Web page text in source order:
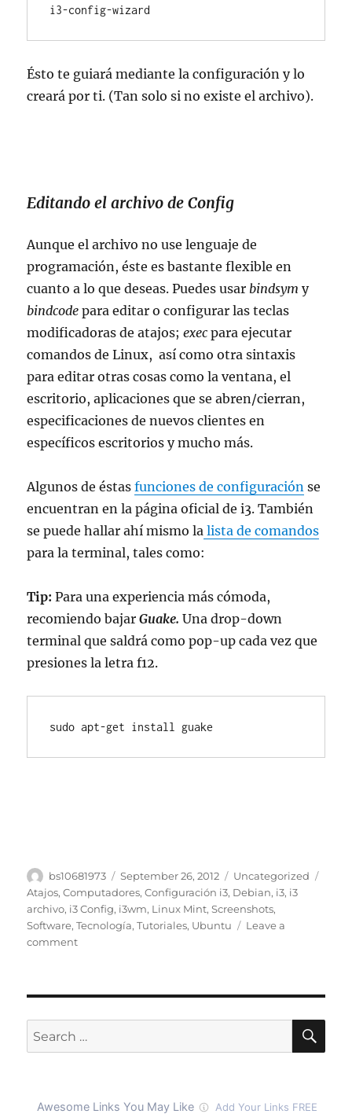
i3-config-wizard
Ésto te guiará mediante la configuración y lo
creará por ti. (Tan solo si no existe el archivo).
Editando el archivo de Config
Aunque el archivo no use lenguaje de
programación, éste es bastante flexible en
cuanto a lo que deseas. Puedes usar bindsym y
bindcode para editar o configurar las teclas
modificadoras de atajos;exec para ejecutar
comandos de Linux, así como otra sintaxis
para editar otras cosas como la ventana, el
escritorio, aplicaciones que se abren/cierran,
especificaciones de nuevos clientes en
específicos escritorios y mucho más.
Algunos de éstasfunciones de configuración se
encuentran en la página oficial de i3. También
se puede hallar ahí mismo la lista de comandos
para la terminal, tales como:
Tip: Para una experiencia más cómoda,
recomiendo bajarGuake. Una drop-down
terminal que saldrá como pop-up cada vez que
presiones la letra f12.
sudo apt-get install guake
Author
bs10681973
Posted
on
September 26, 2012 Categories
Uncategorized
Atajos,Computadores,Configuración i3, Debian, i3, i3
archivo, i3 Config, i3wm, Linux Mint,Screenshots,
Software,Tecnología,Tutoriales, Ubuntu
Leave a
commenton
y
Editar
El
Ubuntu/Linux
Search
for: